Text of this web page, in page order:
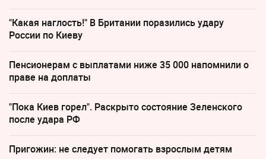
"Какая наглость!" В Британии поразились удару
России по Киеву
Пенсионерам с выплатами ниже 35 000 напомнили о
праве на доплаты
"Пока Киев горел". Раскрыто состояние Зеленского
после удара РФ
Пригожин: не следует помогать взрослым детям